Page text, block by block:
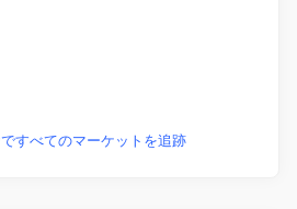
すべてのマーケットを追跡